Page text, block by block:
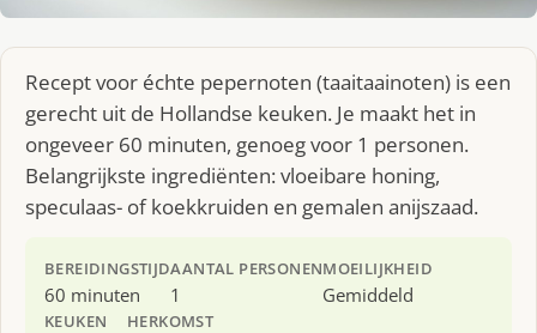
Recept voor échte pepernoten (taaitaainoten) is een
gerecht uit de Hollandse keuken. Je maakt het in
ongeveer 60 minuten, genoeg voor 1 personen.
Belangrijkste ingrediënten: vloeibare honing,
speculaas- of koekkruiden en gemalen anijszaad.
BEREIDINGSTIJD
60 minuten
AANTAL PERSONEN
1
MOEILIJKHEID
Gemiddeld
KEUKEN HERKOMST